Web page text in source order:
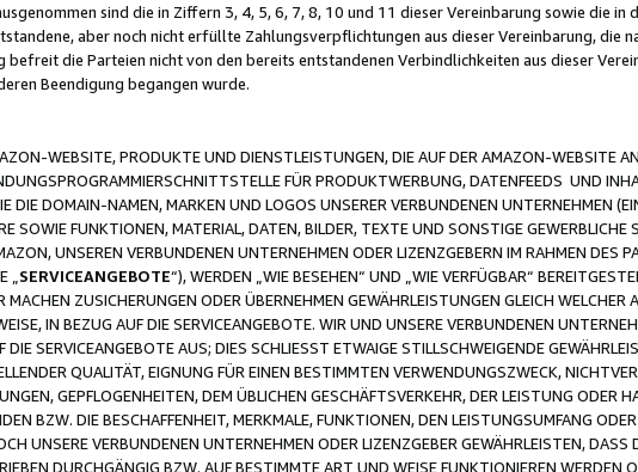
sind die in Ziffern 3, 4, 5, 6, 7, 8, 10 und 11 dieser Vereinbarung sowie die
aber noch nicht erfüllte Zahlungsverpflichtungen aus dieser Vereinbarung, die
befreit die Parteien nicht von den bereits entstandenen Verbindlichkeiten aus dieser
Beendigung begangen wurde.
WEBSITE, PRODUKTE UND DIENSTLEISTUNGEN, DIE AUF DER AMAZON-WEBSITE
FÜR PRODUKTWERBUNG, DATENFEEDS UND
DIE DOMAIN-NAMEN, MARKEN UND LOGOS UNSERER VERBUNDENEN UNTERNEHMEN
SOWIE FUNKTIONEN, MATERIAL, DATEN, BILDER, TEXTE UND SONSTIGE
UNSEREN VERBUNDENEN UNTERNEHMEN ODER LIZENZGEBERN IM RAHMEN DES
SERVICEANGEBOTE“), WERDEN „WIE BESEHEN“ UND „WIE VERFÜGBAR“
MACHEN ZUSICHERUNGEN ODER ÜBERNEHMEN GEWÄHRLEISTUNGEN GLEICH
IN BEZUG AUF DIE SERVICEANGEBOTE. WIR UND UNSERE VERBUNDENEN
DIE SERVICEANGEBOTE AUS; DIES SCHLIESST ETWAIGE STILLSCHWEIGENDE
QUALITÄT, EIGNUNG FÜR EINEN BESTIMMTEN VERWENDUNGSZWECK,
GEPFLOGENHEITEN, DEM ÜBLICHEN GESCHÄFTSVERKEHR, DER LEISTUNG ODER
BZW. DIE BESCHAFFENHEIT, MERKMALE, FUNKTIONEN, DEN LEISTUNGSUMFANG
UNSERE VERBUNDENEN UNTERNEHMEN ODER LIZENZGEBER GEWÄHRLEISTEN, DASS
DURCHGÄNGIG BZW. AUF BESTIMMTE ART UND WEISE FUNKTIONIEREN WERDEN